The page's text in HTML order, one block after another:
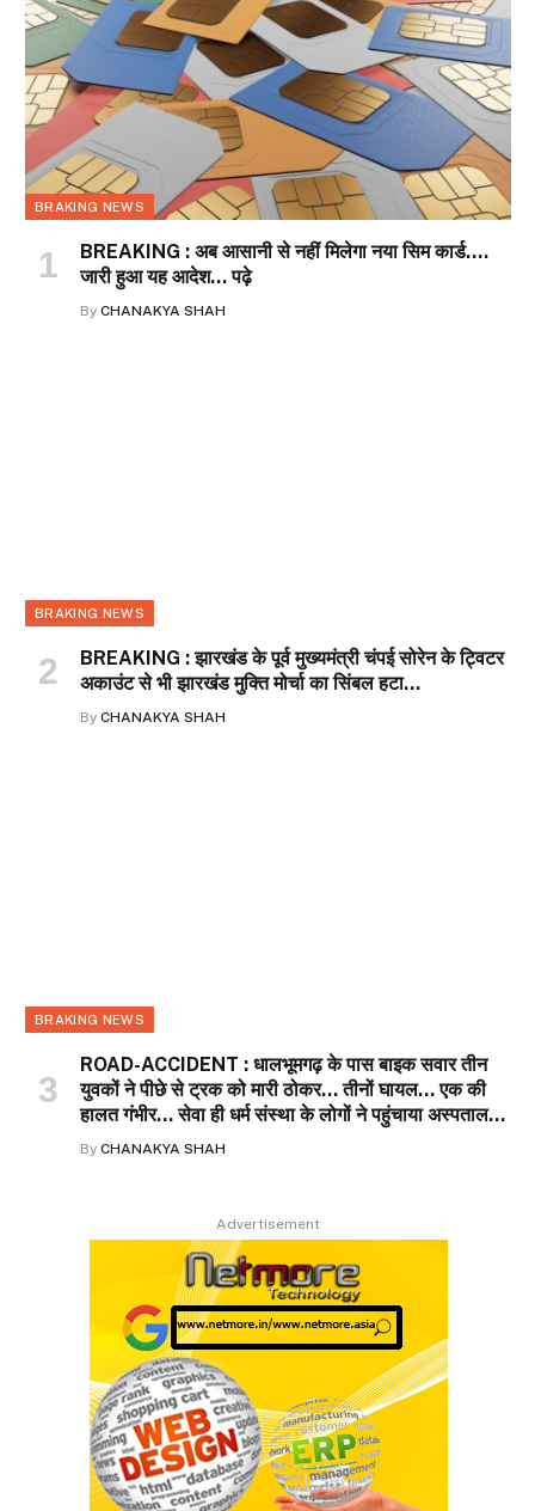
BRAKING NEWS
BREAKING : अब आसानी से नहीं मिलेगा नया सिम कार्ड….
जारी हुआ यह आदेश… पढ़े
By CHANAKYA SHAH
BRAKING NEWS
BREAKING : झारखंड के पूर्व मुख्यमंत्री चंपई सोरेन के ट्विटर
अकाउंट से भी झारखंड मुक्ति मोर्चा का सिंबल हटा…
By CHANAKYA SHAH
BRAKING NEWS
ROAD-ACCIDENT : धालभूमगढ़ के पास बाइक सवार तीन
युवकों ने पीछे से ट्रक को मारी ठोकर… तीनों घायल… एक की
हालत गंभीर… सेवा ही धर्म संस्था के लोगों ने पहुंचाया अस्पताल…
By CHANAKYA SHAH
Advertisement